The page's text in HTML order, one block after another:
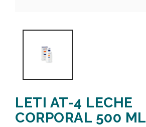
LETI AT-4 LECHE
CORPORAL 500 ML